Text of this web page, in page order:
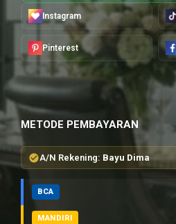
Instagram
Pinterest
METODE PEMBAYARAN
A/N Rekening: Bayu Dima
BCA
MANDIRI